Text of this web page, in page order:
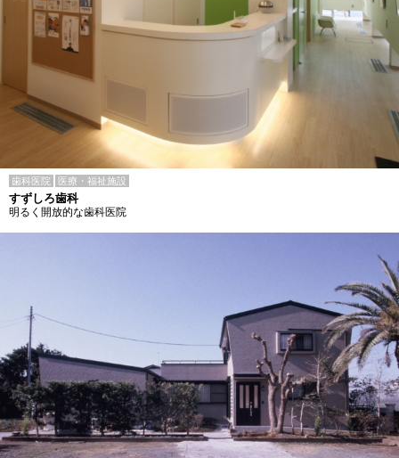
歯科医院 医療・福祉施設
すずしろ歯科
明るく開放的な歯科医院